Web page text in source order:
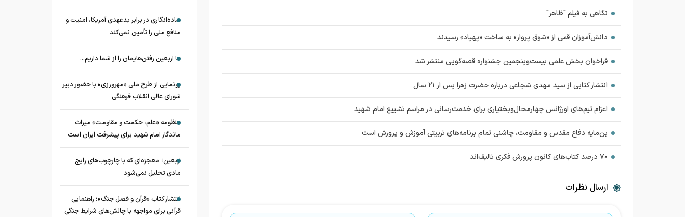
نگاهی به فیلم "ظاهر"
دانش‌آموزان قمی از «شوق پرواز» به ساخت «پهپاد» رسیدند
فراخوان بخش علمی بیست‌وپنجمین جشنواره قصه‌گویی منتشر شد
انتشار کتابی از سید مهدی شجاعی درباره حضرت زهرا پس از ۲۱ سال
اعزام تیم‌های اورژانس چهارمحال‌وبختیاری برای خدمت‌رسانی در مراسم تشییع امام شهید
بن‌مایه دفاع مقدس و مقاومت، چاشنی تمام برنامه‌های تربیتی آموزش و پرورش است
۷۰ درصد کتاب‌های کانون پرورش فکری تالیف‌اند
ارسال نظرات
ساده‌انگاری در برابر بدعهدی آمریکا، امنیت و
منافع ملی را تأمین نمی‌کند
ما اربعین رفتن‌هایمان را از شما داریم...
رونمایی از طرح ملی «مهرورزی» با حضور دبیر
شورای عالی انقلاب فرهنگی
منظومه «علم، حکمت و مقاومت» میراث
ماندگار امام شهید برای پیشرفت ایران است
اربعین؛ معجزه‌ای که با چارچوب‌های رایج
مادی تحلیل نمی‌شود
انتشار کتاب «قرآن و فصل جنگ»؛ راهنمایی
قرآنی برای مواجهه با چالش‌های شرایط جنگی